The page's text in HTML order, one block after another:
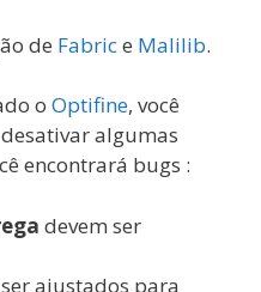
de Fabrice Malilib.
o Optifine, você
algumas
encontrará bugs :
devem ser
ajustados para